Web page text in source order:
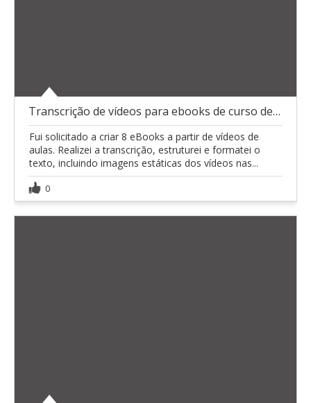
Transcrição de vídeos para ebooks de curso de MBA
Fui solicitado a criar 8 eBooks a partir de vídeos de
aulas. Realizei a transcrição, estruturei e formatei o
texto, incluindo imagens estáticas dos vídeos nas...
0